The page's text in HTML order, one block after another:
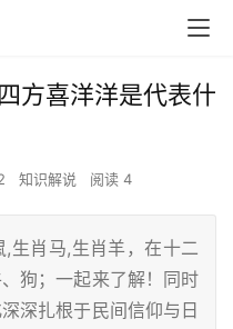
方喜洋洋是代表什
知识解说 阅读 4
生肖马,生肖羊，在十二
狗；一起来了解！同时
深扎根于民间信仰与日